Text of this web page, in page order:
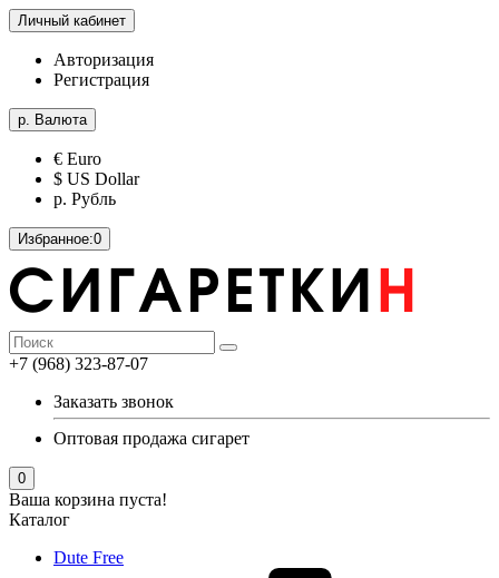
Личный кабинет
Авторизация
Регистрация
р. Валюта
€ Euro
$ US Dollar
р. Рубль
Избранное:0
+7 (968) 323-87-07
Заказать звонок
Оптовая продажа сигарет
0
Ваша корзина пуста!
Каталог
Dute Free